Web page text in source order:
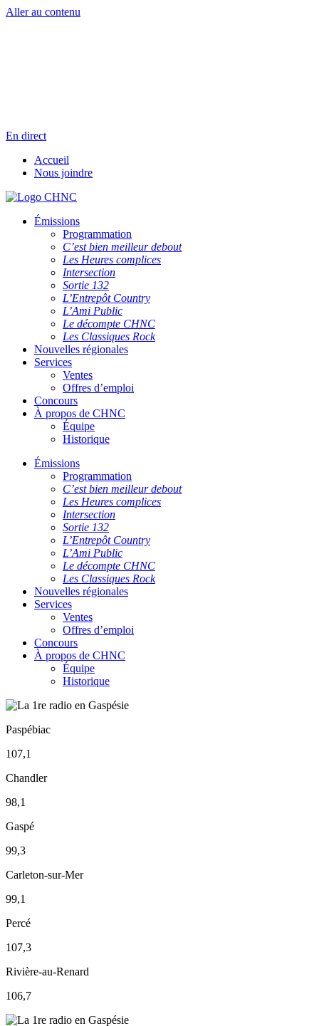
Aller au contenu
En direct
Accueil
Nous joindre
Émissions
Programmation
C’est bien meilleur debout
Les Heures complices
Intersection
Sortie 132
L’Entrepôt Country
L’Ami Public
Le décompte CHNC
Les Classiques Rock
Nouvelles régionales
Services
Ventes
Offres d’emploi
Concours
À propos de CHNC
Équipe
Historique
Émissions
Programmation
C’est bien meilleur debout
Les Heures complices
Intersection
Sortie 132
L’Entrepôt Country
L’Ami Public
Le décompte CHNC
Les Classiques Rock
Nouvelles régionales
Services
Ventes
Offres d’emploi
Concours
À propos de CHNC
Équipe
Historique
Paspébiac
107,1
Chandler
98,1
Gaspé
99,3
Carleton-sur-Mer
99,1
Percé
107,3
Rivière-au-Renard
106,7